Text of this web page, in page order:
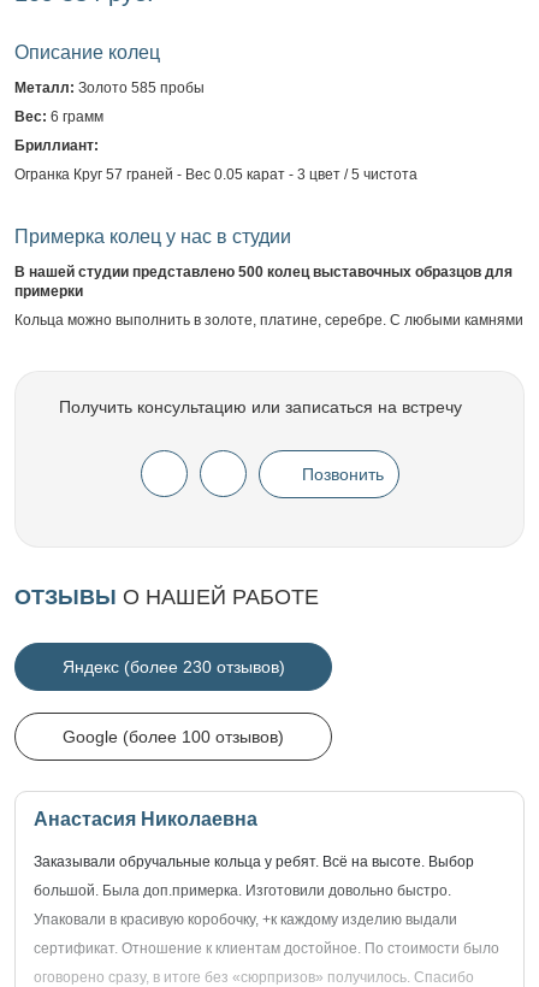
Описание колец
Металл: Золото 585 пробы
Вес: 6 грамм
Бриллиант:
Огранка Круг 57 граней - Вес 0.05 карат - 3 цвет / 5 чистота
Примерка колец у нас в студии
В нашей студии представлено 500 колец выставочных образцов для
примерки
Кольца можно выполнить в золоте, платине, серебре. С любыми камнями
Получить консультацию или записаться на встречу
Позвонить
ОТЗЫВЫ О НАШЕЙ РАБОТЕ
Яндекс (более 230 отзывов)
Google (более 100 отзывов)
Анастасия Николаевна
Заказывали обручальные кольца у ребят. Всё на высоте. Выбор
большой. Была доп.примерка. Изготовили довольно быстро.
Упаковали в красивую коробочку, +к каждому изделию выдали
сертификат. Отношение к клиентам достойное. По стоимости было
оговорено сразу, в итоге без «сюрпризов» получилось. Спасибо